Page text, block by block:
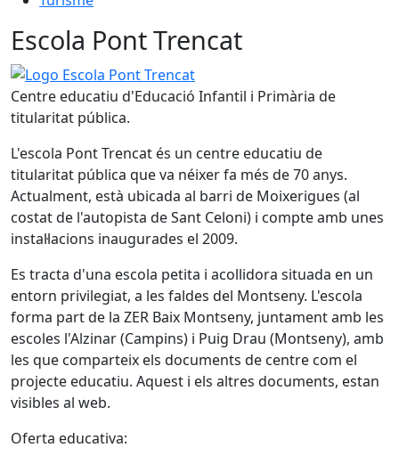
Escola Pont Trencat
Logo Escola Pont Trencat
Centre educatiu d'Educació Infantil i Primària de
titularitat pública.
L'escola Pont Trencat és un centre educatiu de
titularitat pública que va néixer fa més de 70 anys.
Actualment, està ubicada al barri de Moixerigues (al
costat de l'autopista de Sant Celoni) i compte amb unes
instal·lacions inaugurades el 2009.
Es tracta d'una escola petita i acollidora situada en un
entorn privilegiat, a les faldes del Montseny. L'escola
forma part de la ZER Baix Montseny, juntament amb les
escoles l'Alzinar (Campins) i Puig Drau (Montseny), amb
les que comparteix els documents de centre com el
projecte educatiu. Aquest i els altres documents, estan
visibles al web.
Oferta educativa: